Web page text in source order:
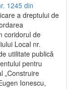
1245 din
a dreptului de
coridorul de
Local nr.
utilitate publică
pentru
„Construire
Ionescu,